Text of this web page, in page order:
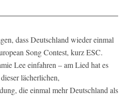
dass Deutschland wieder einmal
Song Contest, kurz ESC.
Lee einfahren – am Lied hat es
lächerlichen,
die einmal mehr Deutschland als